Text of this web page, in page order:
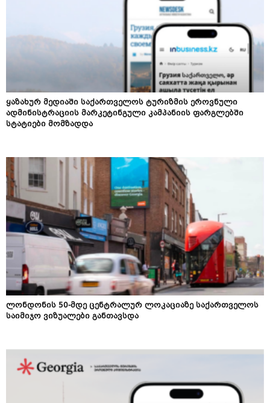
ყაზახურ მედიაში საქართველოს ტურიზმის ეროვნული
ადმინისტრაციის მარკეტინგული კამპანიის ფარგლებში
სტატიები მომზადდა
ლონდონის 50-მდე ცენტრალურ ლოკაციაზე საქართველოს
საიმიჯო ვიზუალები განთავსდა